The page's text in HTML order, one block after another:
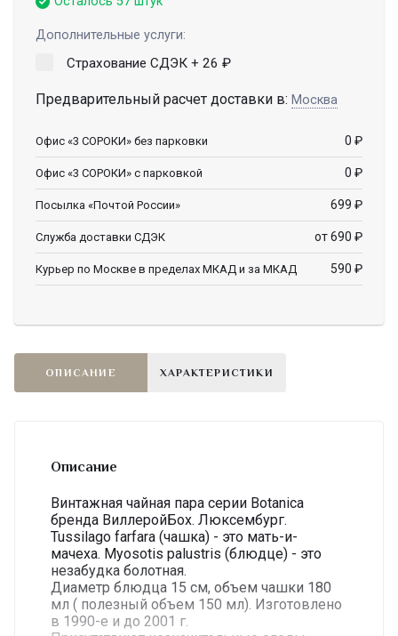
Дополнительные услуги:
Страхование СДЭК + 26 ₽
Предварительный расчет доставки в: Москва
Офис «3 СОРОКИ» без парковки 0 ₽
Офис «3 СОРОКИ» с парковкой 0 ₽
Посылка «Почтой России» 699 ₽
Служба доставки СДЭК от 690 ₽
Курьер по Москве в пределах МКАД и за МКАД 590 ₽
ОПИСАНИЕ ХАРАКТЕРИСТИКИ
Описание
Винтажная чайная пара серии Botanica
бренда ВиллеройБох. Люксембург.
Tussilago farfara (чашка) - это мать-и-
мачеха. Myosotis palustris (блюдце) - это
незабудка болотная.
Диаметр блюдца 15 см, объем чашки 180
мл ( полезный объем 150 мл). Изготовлено
в 1990-е и до 2001 г.